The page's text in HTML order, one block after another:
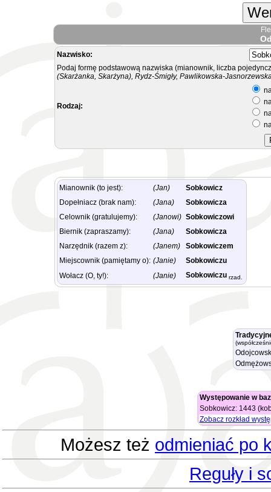
Nazwisko:
Podaj formę podstawową nazwiska (mianownik, liczba
(Skarżanka, Skarżyna), Rydz-Śmigły, Pawlikowska-
Rodzaj:
Mianownik (to jest): (Jan)
Sobkowicz
Dopełniacz (brak nam):
(Jana)
Sobkowicza
Celownik (gratulujemy):
(Janowi) Sobkowiczowi
Biernik (zapraszamy):
(Jana)
Sobkowicza
Narzędnik (razem z):
(Janem)
Sobkowiczem
Miejscownik (pamiętamy o): (Janie)
Sobkowiczu
Wołacz (O, ty!):
(Janie) Sobkowiczu rzad.
Występowanie w
Sobkowicz: 1443
Zobacz rozkład
Możesz też odmieniać po
Reguły i